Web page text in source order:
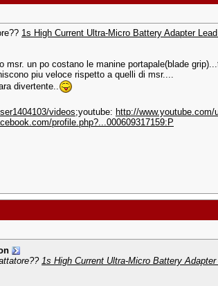
1s High Current Ultra-Micro Battery Adapter
un po costano le manine portapale(blade
piu veloce rispetto a quelli di msr....
divertente..
videos;youtube: http://www.youtube.com/
profile.php?...000609317159:P
1s High Current Ultra-Micro Battery Adapter